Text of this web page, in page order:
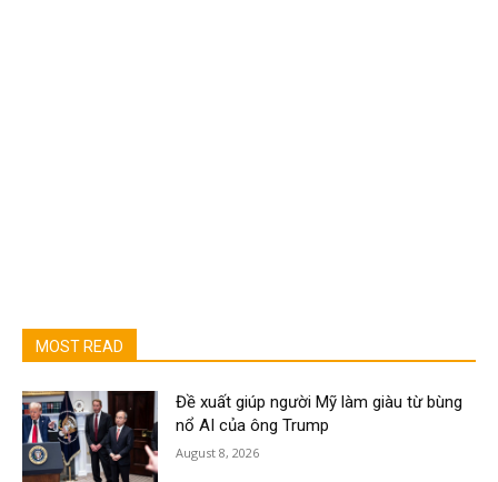
MOST READ
Đề xuất giúp người Mỹ làm giàu từ bùng
nổ AI của ông Trump
August 8, 2026